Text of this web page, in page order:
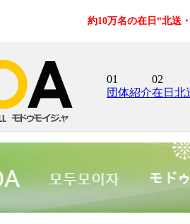
約10万名の在日“北送
01
団体紹介
02
在日北